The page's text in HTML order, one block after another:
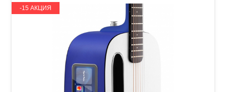
-15 АКЦИЯ